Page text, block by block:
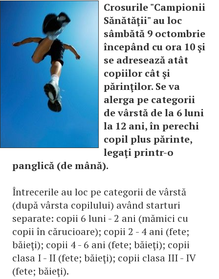
Crosurile "Campionii
Sănătăţii" au loc
sâmbătă 9 octombrie
începând cu ora 10 şi
se adresează atât
copiilor cât şi
părinţilor. Se va
alerga pe categorii
de vârstă de la 6 luni
la 12 ani, în perechi
copil plus părinte,
legaţi printr-o
panglică (de mână).
Întrecerile au loc pe categorii de vârstă
(după vârsta copilului) având starturi
separate: copii 6 luni - 2 ani (mămici cu
copii în cărucioare); copii 2 - 4 ani (fete;
băieţi); copii 4 - 6 ani (fete; băieţi); copii
clasa I - II (fete; băieţi); copii clasa III - IV
(fete; băieţi).